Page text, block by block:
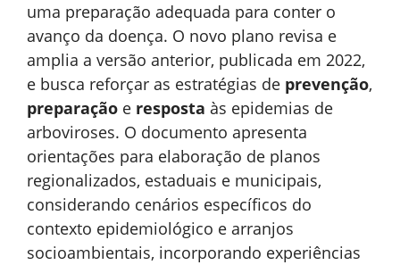
uma preparação adequada para conter o
avanço da doença. O novo plano revisa e
amplia a versão anterior, publicada em 2022,
e busca reforçar as estratégias de prevenção,
preparação e resposta às epidemias de
arboviroses. O documento apresenta
orientações para elaboração de planos
regionalizados, estaduais e municipais,
considerando cenários específicos do
contexto epidemiológico e arranjos
socioambientais, incorporando experiências